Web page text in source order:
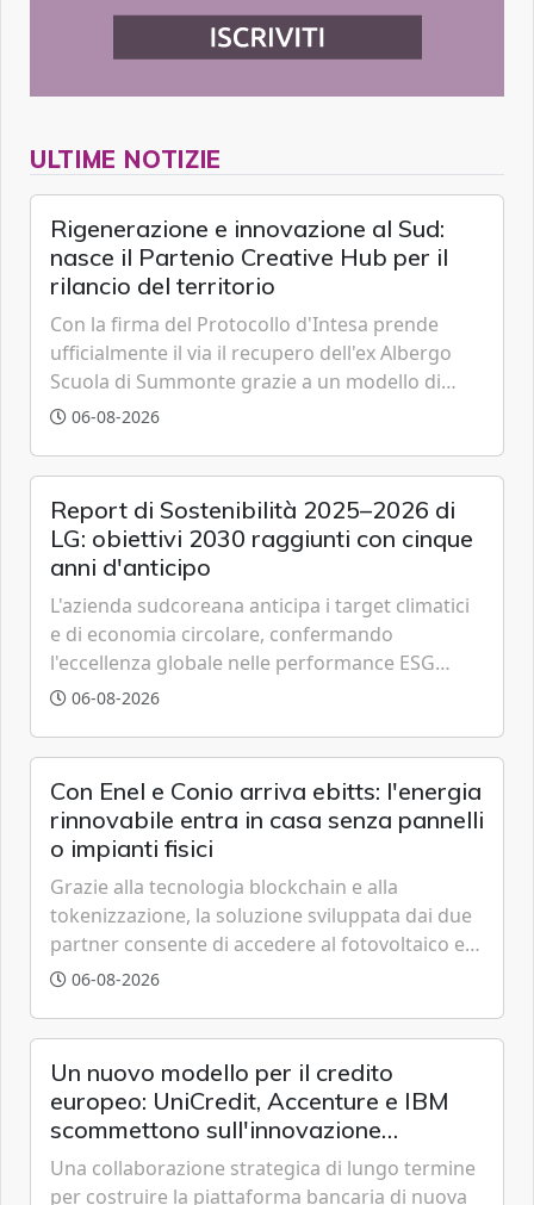
ULTIME NOTIZIE
Rigenerazione e innovazione al Sud:
nasce il Partenio Creative Hub per il
rilancio del territorio
Con la firma del Protocollo d'Intesa prende
ufficialmente il via il recupero dell'ex Albergo
Scuola di Summonte grazie a un modello di
partenariato pubblico-privato e a una rete di
06-08-2026
Report di Sostenibilità 2025–2026 di
LG: obiettivi 2030 raggiunti con cinque
anni d'anticipo
L'azienda sudcoreana anticipa i target climatici
e di economia circolare, confermando
l'eccellenza globale nelle performance ESG
grazie a innovazione, accessibilità e governance
06-08-2026
Con Enel e Conio arriva ebitts: l'energia
rinnovabile entra in casa senza pannelli
o impianti fisici
Grazie alla tecnologia blockchain e alla
tokenizzazione, la soluzione sviluppata dai due
partner consente di accedere al fotovoltaico e
all'eolico ottenendo risparmi diretti in bolletta,
06-08-2026
Un nuovo modello per il credito
europeo: UniCredit, Accenture e IBM
scommettono sull'innovazione
tecnologica
Una collaborazione strategica di lungo termine
per costruire la piattaforma bancaria di nuova